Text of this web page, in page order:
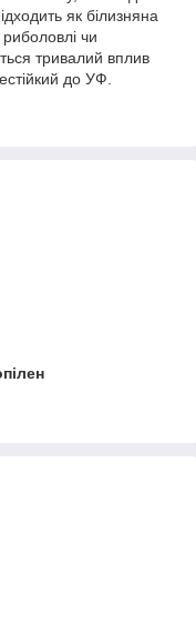
як білизняна
чи
тривалий вплив
до УФ.